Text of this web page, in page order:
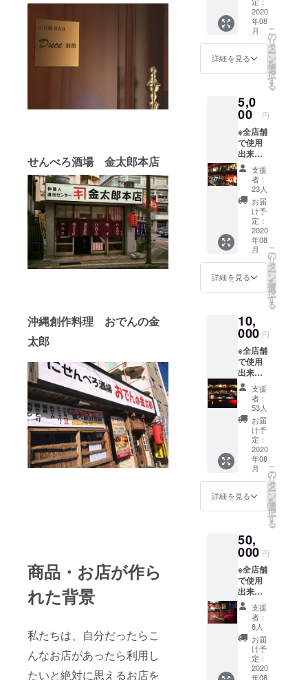
せんべろ酒場 金太郎本店
沖縄創作料理 おでんの金
太郎
商品・お店が作ら
れた背景
私たちは、自分だったらこ
んなお店があったら利用し
たいと絶対に思えるお店を
しま
す。
メール
アドレ
間違え
が無い
うぞお
気を付
けくだ
さい。
スのお
間違え
が無い
よう
に、ど
さい。
ターン
の追加
をさせ
て頂き
ます。
こちら
のリ
は、山
田から
直接お
礼の
メッ
セージ
を送ら
させて
頂きま
す！
【ご注
意】 リ
ターン
はご登
録頂い
ている
メール
しま
す。
メール
アドレ
スのお
間違え
が無い
よう
に、ど
うぞお
気を付
けくだ
さい。
2020
年08
月
詳細を見る
こ
の
リ
タ
ー
ン
を
選
択
す
る
5,0
00 円
※全店舗
で使用
出来る
5500円
分のご
飲食チ
ケット
使用期
間 チ
ケット
が届い
た日(8
月中)〜
2021年
12月31
日 【ご
リター
ンはご
登録頂
いてい
るメー
ルアド
レスか
らお届
けしま
す。
メール
アドレ
スのお
間違え
が無い
よう
に、ど
さい。
支援
者：
23人
お届
け予
定：
2020
年08
月
詳細を見る
こ
の
リ
タ
ー
ン
を
選
択
す
る
10,
000 円
※全店舗
で使用
出来る
11000
円分の
ご飲食
チケッ
ト 使用
期間 チ
ケット
が届い
た日(8
月中)〜
2021年
12月31
日 【ご
リター
ンはご
登録頂
いてい
るメー
ルアド
レスか
らお届
けしま
す。
メール
アドレ
スのお
支援
者：
53人
お届
け予
定：
2020
年08
月
詳細を見る
こ
の
リ
タ
ー
ン
を
選
択
す
る
50,
000 円
※全店舗
で使用
出来る
55000
円分の
ご飲食
チケッ
ト 使用
期間 チ
ケット
支援
者：
8人
お届
け予
定：
2020
年08